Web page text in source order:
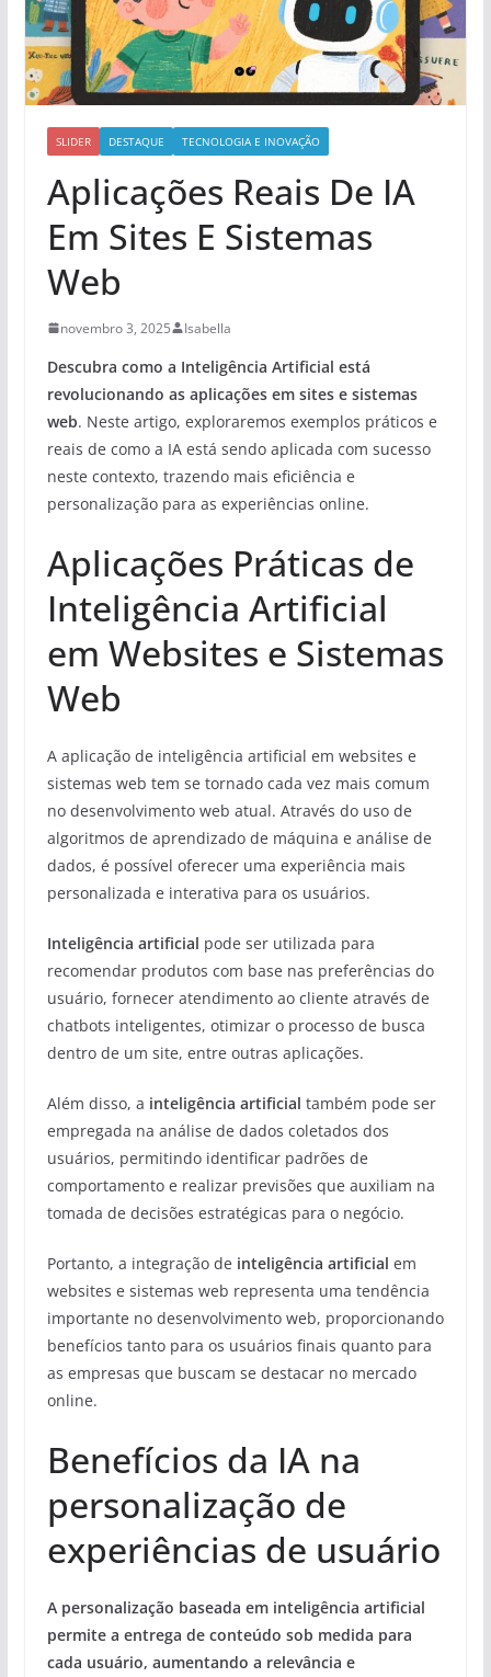
SLIDER DESTAQUE TECNOLOGIA E INOVAÇÃO
Aplicações Reais De IA
Em Sites E Sistemas
Web
novembro 3, 2025 Isabella
Descubra como a Inteligência Artificial está
revolucionando as aplicações em sites e sistemas
web. Neste artigo, exploraremos exemplos práticos e
reais de como a IA está sendo aplicada com sucesso
neste contexto, trazendo mais eficiência e
personalização para as experiências online.
Aplicações Práticas de
Inteligência Artificial
em Websites e Sistemas
Web
A aplicação de inteligência artificial em websites e
sistemas web tem se tornado cada vez mais comum
no desenvolvimento web atual. Através do uso de
algoritmos de aprendizado de máquina e análise de
dados, é possível oferecer uma experiência mais
personalizada e interativa para os usuários.
Inteligência artificial pode ser utilizada para
recomendar produtos com base nas preferências do
usuário, fornecer atendimento ao cliente através de
chatbots inteligentes, otimizar o processo de busca
dentro de um site, entre outras aplicações.
Além disso, a inteligência artificial também pode ser
empregada na análise de dados coletados dos
usuários, permitindo identificar padrões de
comportamento e realizar previsões que auxiliam na
tomada de decisões estratégicas para o negócio.
Portanto, a integração de inteligência artificial em
websites e sistemas web representa uma tendência
importante no desenvolvimento web, proporcionando
benefícios tanto para os usuários finais quanto para
as empresas que buscam se destacar no mercado
online.
Benefícios da IA na
personalização de
experiências de usuário
A personalização baseada em inteligência artificial
permite a entrega de conteúdo sob medida para
cada usuário, aumentando a relevância e